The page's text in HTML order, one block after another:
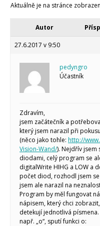
Aktuálně je na stránce
Autor
27.6.2017 v 9:50
pedyngro
Účastník
Zdravím,
jsem začátečník a
který jsem narazil při
(něco jako tohle: http://
Vision-Wand/). Nejdřív jsem
diodami, celý program se
digitalWrite HIHG a LOW a
počet diod, rozhodl jsem
jsem ale narazil na
Program by měl fungovat
nápisem, který chci
detekují jednotlivá
např. „o“, sputí funkci o: